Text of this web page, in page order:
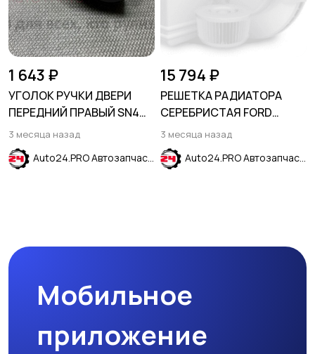
1 643 ₽
УГОЛОК РУЧКИ ДВЕРИ
ПЕРЕДНИЙ ПРАВЫЙ SN4
оранжевый HYUNDAI
CRETA 2016-2021
3 месяца назад
Auto24.PRO Автозапчасти
15 794 ₽
РЕШЕТКА РАДИАТОРА
СЕРЕБРИСТАЯ FORD
EXPLORER 2011-2015
3 месяца назад
Auto24.PRO Автозапчасти
Мобильное
приложение